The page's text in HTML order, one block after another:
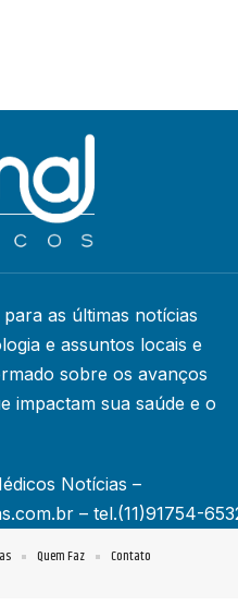
as últimas notícias
e assuntos locais e
sobre os avanços
impactam sua saúde e o
Notícias –
– tel.(11)91754-
Quem Faz Contato